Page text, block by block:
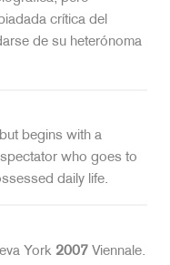
crítica del
de su heterónoma
begins with a
who goes to
daily life.
York 2007 Viennale.